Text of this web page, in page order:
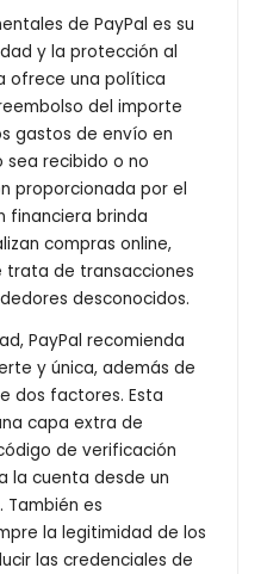
de PayPal es su
y la protección al
ofrece una política
del importe
gastos de envío en
sea recibido o no
proporcionada por el
financiera brinda
compras online,
trata de transacciones
desconocidos.
PayPal recomienda
y única, además de
dos factores. Esta
capa extra de
de verificación
la cuenta desde un
También es
la legitimidad de los
las credenciales de